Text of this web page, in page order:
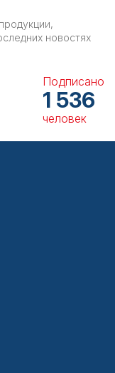
новостях
Подписано
1 536
человек